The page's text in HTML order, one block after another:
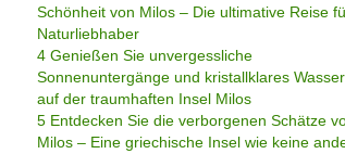
Schönheit von Milos – Die ultimative Reise
Naturliebhaber
4 Genießen Sie unvergessliche
Sonnenuntergänge und kristallklares Wasser
auf der traumhaften Insel Milos
5 Entdecken Sie die verborgenen Schätze
Milos – Eine griechische Insel wie keine